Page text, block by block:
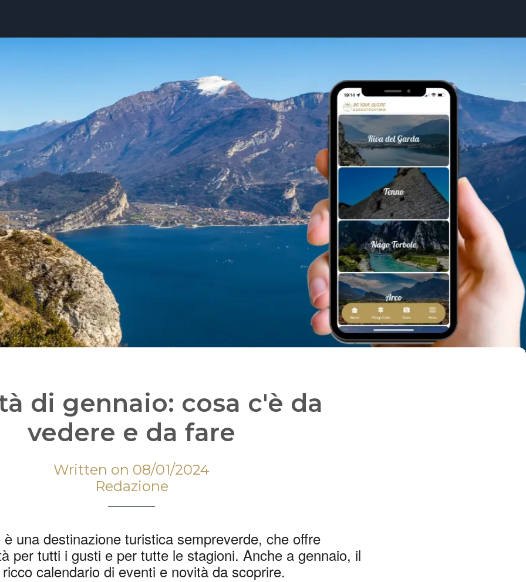
di gennaio: cosa c'è da
vedere e da fare
Written on 08/01/2024
Redazione
una destinazione turistica sempreverde, che offre
per tutti i gusti e per tutte le stagioni. Anche a gennaio, il
calendario di eventi e novità da scoprire.